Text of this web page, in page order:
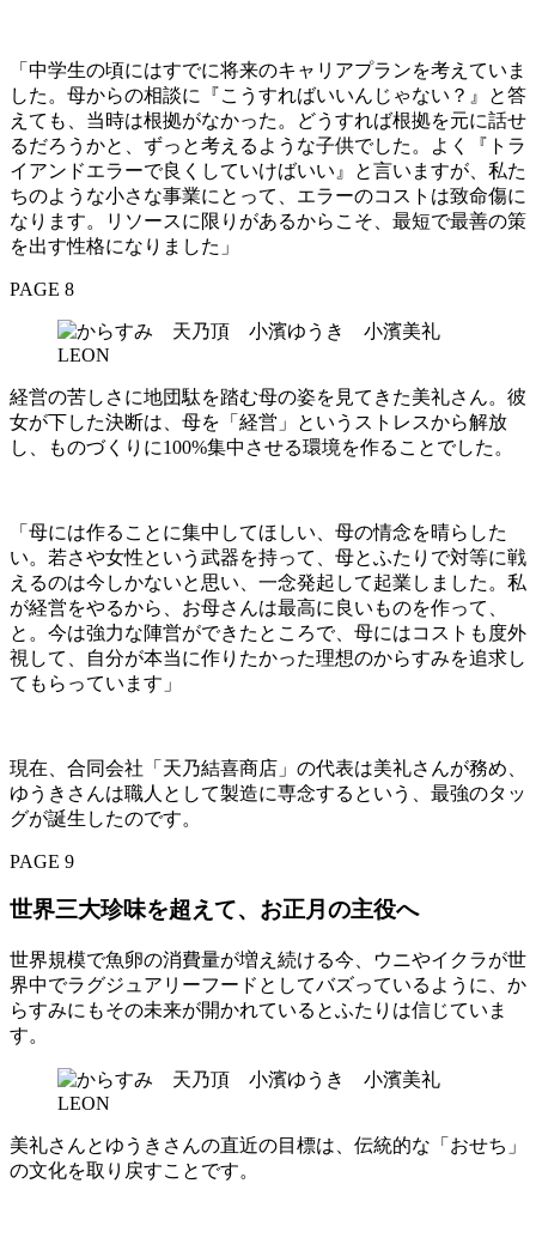
「中学生の頃にはすでに将来のキャリアプランを考えていま
した。母からの相談に『こうすればいいんじゃない？』と答
えても、当時は根拠がなかった。どうすれば根拠を元に話せ
るだろうかと、ずっと考えるような子供でした。よく『トラ
イアンドエラーで良くしていけばいい』と言いますが、私た
ちのような小さな事業にとって、エラーのコストは致命傷に
なります。リソースに限りがあるからこそ、最短で最善の策
を出す性格になりました」
PAGE 8
経営の苦しさに地団駄を踏む母の姿を見てきた美礼さん。彼
女が下した決断は、母を「経営」というストレスから解放
し、ものづくりに100%集中させる環境を作ることでした。
「母には作ることに集中してほしい、母の情念を晴らした
い。若さや女性という武器を持って、母とふたりで対等に戦
えるのは今しかないと思い、一念発起して起業しました。私
が経営をやるから、お母さんは最高に良いものを作って、
と。今は強力な陣営ができたところで、母にはコストも度外
視して、自分が本当に作りたかった理想のからすみを追求し
てもらっています」
現在、合同会社「天乃結喜商店」の代表は美礼さんが務め、
ゆうきさんは職人として製造に専念するという、最強のタッ
グが誕生したのです。
PAGE 9
世界三大珍味を超えて、お正月の主役へ
世界規模で魚卵の消費量が増え続ける今、ウニやイクラが世
界中でラグジュアリーフードとしてバズっているように、か
らすみにもその未来が開かれているとふたりは信じていま
す。
美礼さんとゆうきさんの直近の目標は、伝統的な「おせち」
の文化を取り戻すことです。